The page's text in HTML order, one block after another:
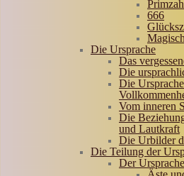
666
Die Ursprache
Das
Die
Die
Vom inneren
Die
und Lautkraft
Die Urbilder
Die Teilung der
Der